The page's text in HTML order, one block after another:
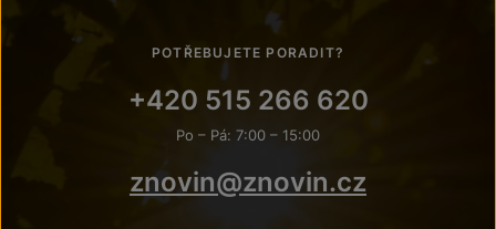
POTŘEBUJETE PORADIT?
+420 515 266 620
Po – Pá: 7:00 – 15:00
znovin@znovin.cz